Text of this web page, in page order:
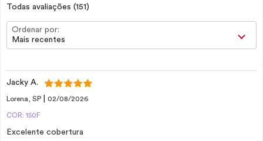
Todas avaliações (151)
Ordenar por:
Mais recentes
Jacky A.
Lorena, SP 02/08/2026
COR: 150F
Excelente cobertura